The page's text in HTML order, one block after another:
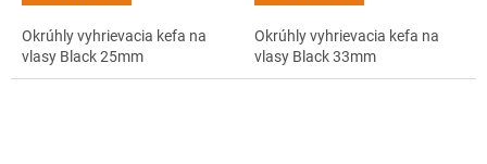
Okrúhly vyhrievacia kefa na
vlasy Black 25mm
Okrúhly vyhrievacia kefa na
vlasy Black 33mm